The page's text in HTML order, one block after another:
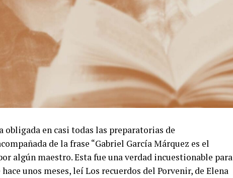
obligada en casi todas las preparatorias de
de la frase “Gabriel García Márquez es el
algún maestro. Esta fue una verdad incuestionable para
unos meses, leí Los recuerdos del Porvenir, de Elena